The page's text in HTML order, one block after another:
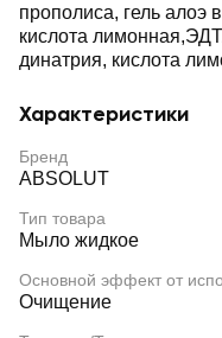
прополиса, гель алоэ
кислота
динатрия, кислота
Характеристики
Бренд
ABSOLUT
Тип товара
Мыло жидкое
Основной эффект от
Очищение